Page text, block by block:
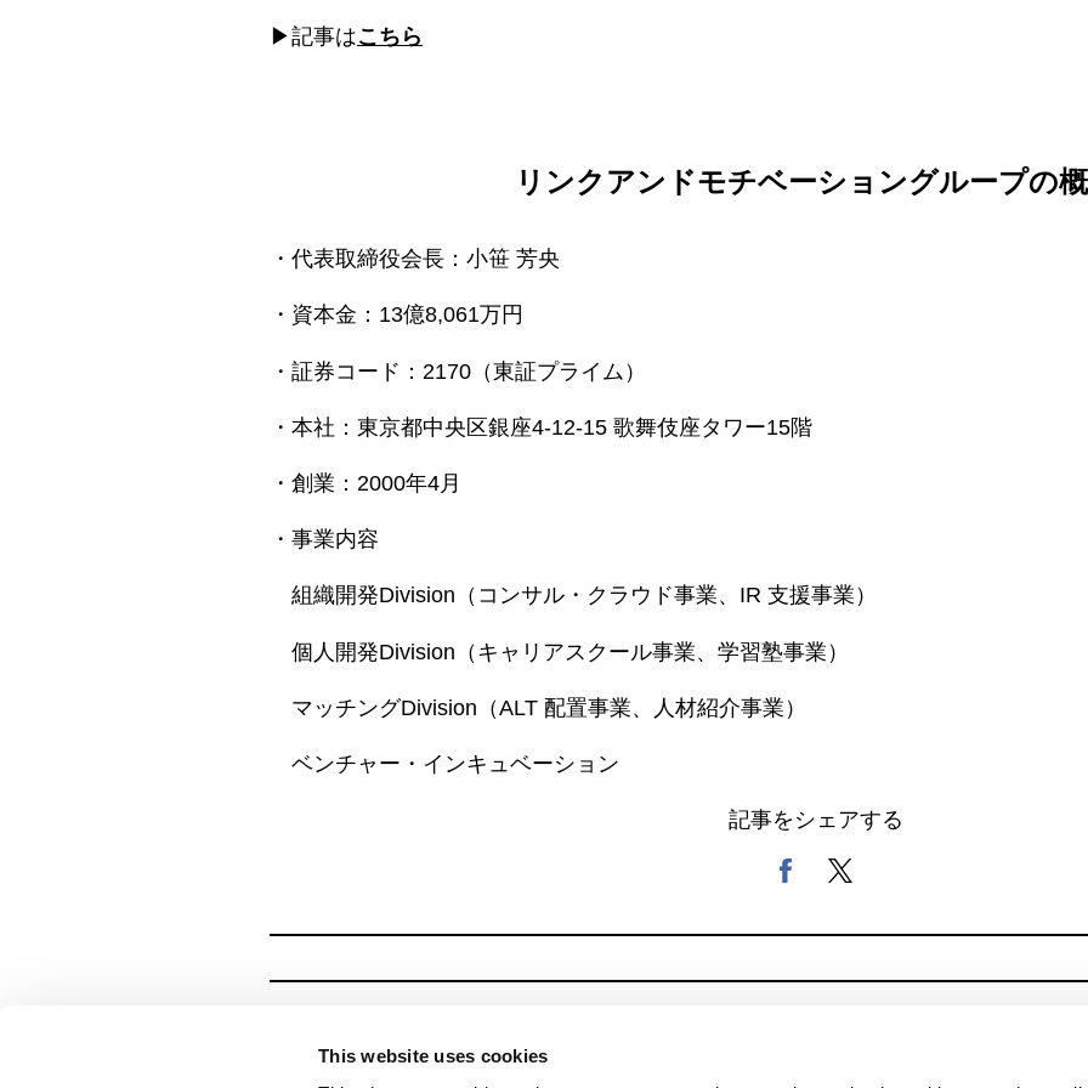
This website uses cookies
▶記事はこちら
リンクアンドモチベーショングループの
・代表取締役会長：小笹 芳央
・資本金：13億8,061万円
・証券コード：2170（東証プライム）
・本社：東京都中央区銀座4-12-15 歌舞伎座タワー15階
・創業：2000年4月
・事業内容
組織開発Division（コンサル・クラウド事業、IR 支援事業）
個人開発Division（キャリアスクール事業、学習塾事業）
マッチングDivision（ALT 配置事業、人材紹介事業）
ベンチャー・インキュベーション
記事をシェアする